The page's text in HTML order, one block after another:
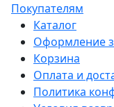
Покупателям
Каталог
Оформление
Корзина
Оплата и
Политика